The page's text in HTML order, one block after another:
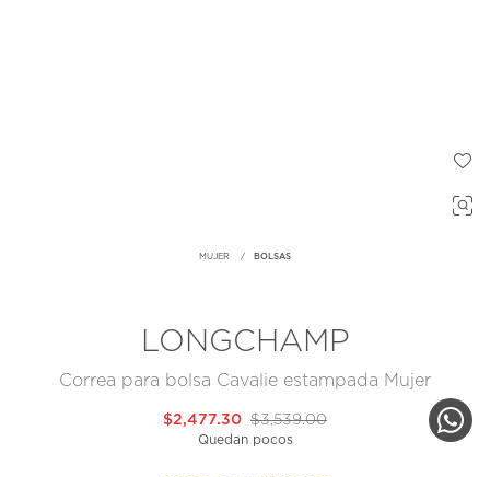
MUJER BOLSAS
LONGCHAMP
Correa para bolsa Cavalie estampada Mujer
$3,539.00
$2,477.30
Quedan pocos